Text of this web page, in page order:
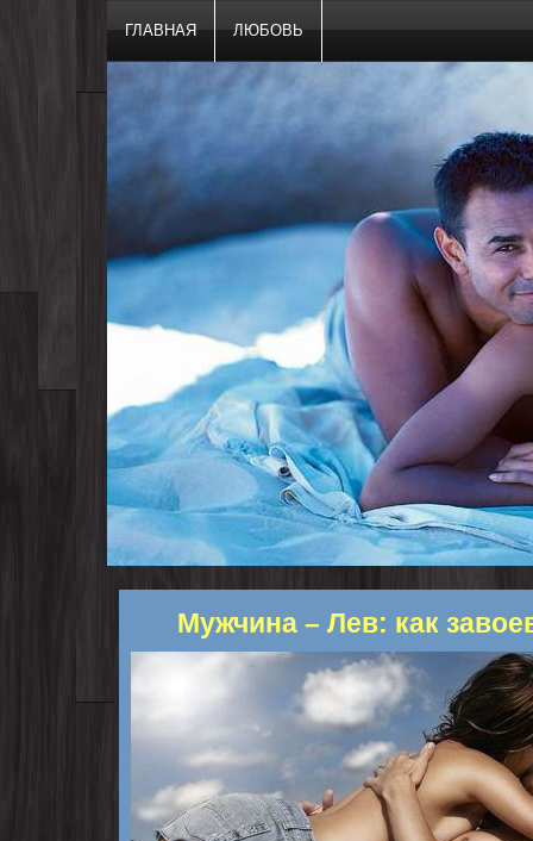
ГЛАВНАЯ ЛЮБОВЬ
Мужчина – Лев: как